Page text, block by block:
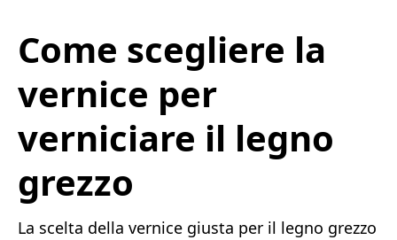
Come scegliere la
vernice per
verniciare il legno
grezzo
La scelta della vernice giusta per il legno grezzo